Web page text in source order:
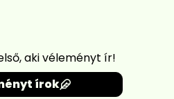
aki véleményt ír!
írok